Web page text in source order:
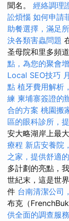
聞名。 經絡調理
訟煩惱 如何申請
助餐選擇，滿足
決各類害蟲問題
圣母院和里多頻
點，為您的聚會
Local SEO技巧
點 植牙費用解析
練 柬埔寨簽證的
合的方案 桃園搬
區的眼科診所，
安大略湖岸上最
療程 新店安養院
之家，提供舒適
多計劃的亮點，
世紀末，這是世
件 台南清潔公司
布克（
供全面的調查服務